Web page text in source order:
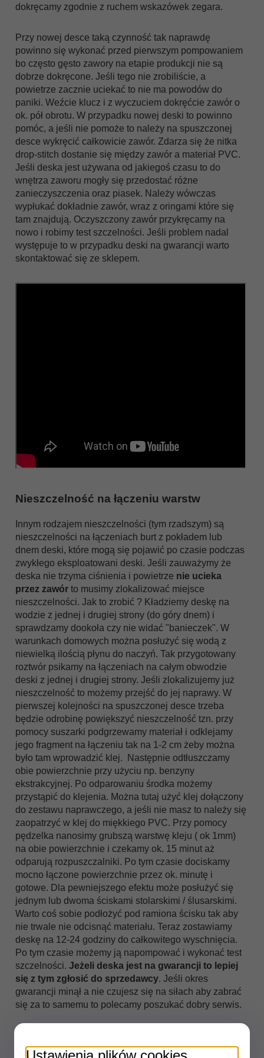
dokręcamy zgodnie z ruchem wskazówek zegara.
Przy nowej desce taką czynność tak naprawdę
powinno się wykonać przed pierwszym pompowaniem
bo często gęsto zawory na etapie produkcji nie są
dobrze dokręcone. Jeśli tego nie zrobiliście, a
powietrze zacznie uciekać to nie ma powodów do
paniki. Weźcie klucz i z wyczuciem dokręćcie zawór o
ok. pół obrotu. W przypadku nowej deski to powinno
pomóc, a jeśli nie pomoże to należy na spuszczonej
desce wykręcić całkowicie zawór. Zdarza się że nitka
drop-stitch dostanie się między zawór a materiał PVC.
Jeśli deska jest używana od jakiegoś czasu to do
wnętrza zaworu mogły się przedostać różne
zanieczyszczenia oraz piasek. Należy wówczas
wypłukać dokładnie zawór, wraz z oringami które się
tam znajdują. Oczyszczony zawór przykręcamy na
nowo i robimy test szczelności. Jeśli problem nadal
występuje to w przypadku deski na gwarancji warto
skontaktować się ze sklepem.
Nieszczelność na łączeniu warstw
Innym rodzajem nieszczelności (tym rzadszym) są
nieszczelności na łączeniach burt z pokładem lub
dnem deski, które mogą się pojawić po czasie podczas
zwykłego eksploatowani deski. Jeśli zauważymy że
deska nie trzyma ciśnienia i powietrze nie ucieka
przez zawór to musimy zlokalizować miejsce
nieszczelności. Jak to zrobić ? Kładziemy deskę na
wodzie z jednej i drugiej strony (do góry dnem) i
sprawdzamy dookoła czy nie widać "banieczek". W
warunkach domowych można posłużyć się wodą z
niewielką ilością płynu do naczyń. Tak przygotowany
roztwór psikamy na łączeniach na całym obwodzie
deski z jednej i drugiej strony. Jeśli zlokalizujemy już
nieszczelność to możemy przejść do jej naprawy. W
pierwszej kolejności na spuszczonej desce trzeba
będzie odrobinę powiększyć nieszczelność tzn. przy
pomocy suszarki podgrzewamy materiał i odklejamy
jego fragment na łączeniu tak na 1-2 cm żeby można
było tam wprowadzić klej. Następnie odtłuszczamy
obie powierzchnie przy użyciu np. benzyny
ekstrakcyjnej. Po odparowaniu środka możemy
przystąpić do klejenia. Można tutaj użyć klej dołączony
do zestawu naprawczego, a jeśli nie masz to należy się
zaopatrzyć w klej do miękkiego PVC. Przy pomocy
pędzelka nanosimy grubszą warstwę kleju ( ok 1mm)
na obie powierzchnie i czekamy ok. 15 minut aż
odparują rozpuszczalniki. Po tym czasie dociskamy
mocno łączone powierzchnie przez ok. minutę i
gotowe. Dla pewniejszego efektu może posłużyć się
jednym lub dwoma ściskami stolarskimi / ślusarskimi.
Warto coś sobie podłożyć pod ramiona ścisku tak aby
nie trwale nie odcisnąć materiału. Teraz zostawiamy
deskę na 12-24 godziny do całkowitego wyschnięcia.
Po tym czasie możemy ją napompować i wykonać test
szczelności. Jeżeli deska jest na gwarancji to lepiej
się z tym zgłosić do sprzedawcy. Jeśli okres
gwarancji minął a nie czujesz się na siłach aby zabrać
się za to samemu to polecamy poszukać dobry serwis.
doszło do rozerwania deski na szwieto koniecznie